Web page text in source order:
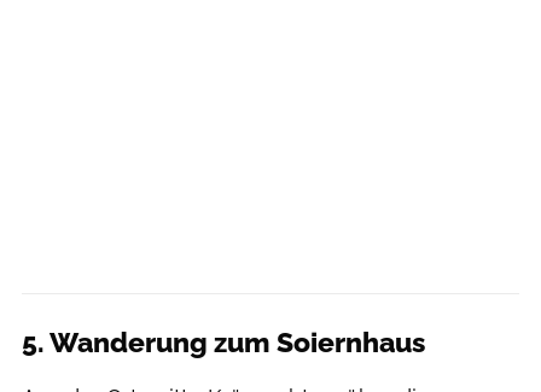
5. Wanderung zum Soiernhaus